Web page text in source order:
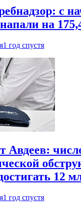
с
на
1 год спустя
Авдеев:
12
1 год спустя